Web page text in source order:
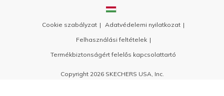
Cookie szabályzat
Adatvédelemi nyilatkozat
Felhasználási feltételek
Termékbiztonságért felelős kapcsolattartó
Copyright 2026 SKECHERS USA, Inc.